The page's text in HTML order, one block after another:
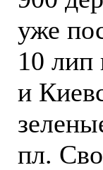
уже
10 лип
и
пл.